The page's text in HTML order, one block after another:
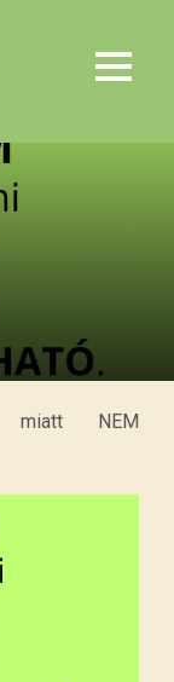
miatt NEM